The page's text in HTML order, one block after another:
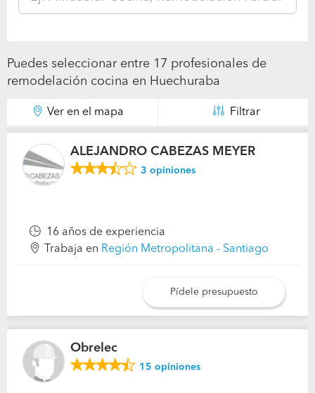
Puedes seleccionar entre 17 profesionales de
remodelación cocina en Huechuraba
Ver en el mapa Filtrar
ALEJANDRO CABEZAS MEYER
3 opiniones
16 años de experiencia
Trabaja en Región Metropolitana - Santiago
Pídele presupuesto
Obrelec
15 opiniones